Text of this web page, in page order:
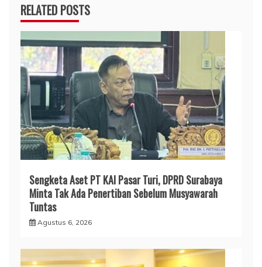
RELATED POSTS
Sengketa Aset PT KAI Pasar Turi, DPRD Surabaya
Minta Tak Ada Penertiban Sebelum Musyawarah
Tuntas
Agustus 6, 2026